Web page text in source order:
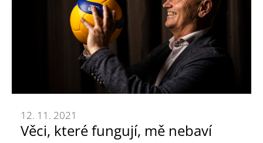
Věci, které fungují, mě nebaví
12. 11. 2021